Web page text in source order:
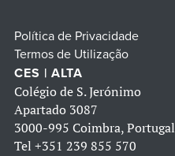
Política de Privacidade
Termos de Utilização
CES | ALTA
Colégio de S. Jerónimo
Apartado 3087
3000-995 Coimbra, Portugal
Tel +351 239 855 570